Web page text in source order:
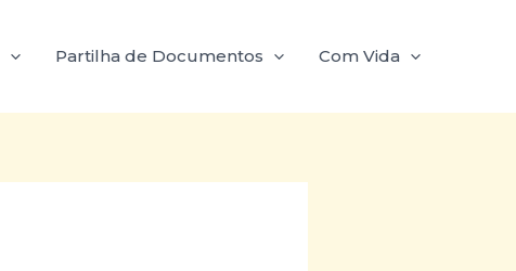
Partilha de Documentos Com Vida